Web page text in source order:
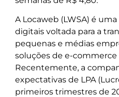
A Locaweb (LWSA) é
digitais voltada para a
pequenas e médias
soluções de e-commerce
Recentemente, a
expectativas de LPA
primeiros trimestres de